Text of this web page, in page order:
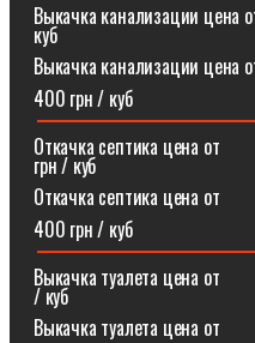
Выкачка канализации
куб
Выкачка канализации цена
400 грн / куб
Откачка септика цена
грн / куб
Откачка септика цена от
400 грн / куб
Выкачка туалета цена
/ куб
Выкачка туалета цена от